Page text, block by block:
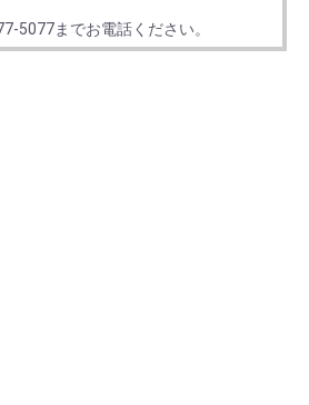
5077までお電話ください。